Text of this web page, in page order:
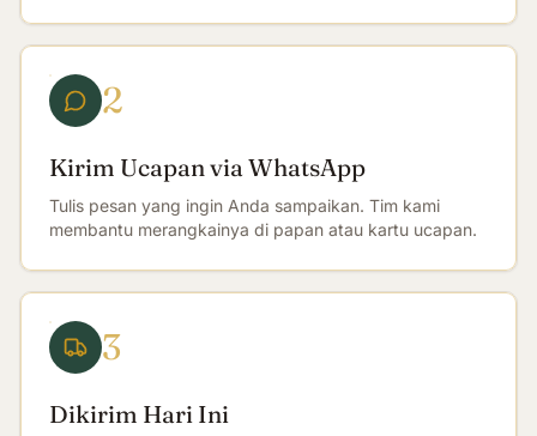
2
Kirim Ucapan via WhatsApp
Tulis pesan yang ingin Anda sampaikan. Tim kami
membantu merangkainya di papan atau kartu ucapan.
3
Dikirim Hari Ini